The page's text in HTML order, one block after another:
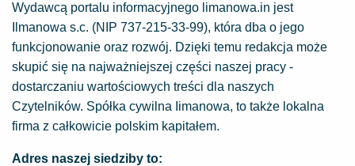
Wydawcą portalu informacyjnego limanowa.in jest
Ilmanowa s.c. (NIP 737-215-33-99), która dba o jego
funkcjonowanie oraz rozwój. Dzięki temu redakcja może
skupić się na najważniejszej części naszej pracy -
dostarczaniu wartościowych treści dla naszych
Czytelników. Spółka cywilna Iimanowa, to także lokalna
firma z całkowicie polskim kapitałem.
Adres naszej siedziby to: